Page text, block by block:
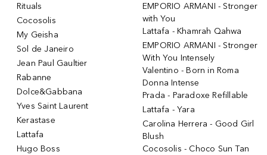
Rituals
Cocosolis
My Geisha
Sol de Janeiro
Jean Paul Gaultier
Rabanne
Dolce&Gabbana
Yves Saint Laurent
Kerastase
Lattafa
Hugo Boss
EMPORIO ARMANI - Stronger
with You
Lattafa - Khamrah Qahwa
EMPORIO ARMANI - Stronger
With You Intensely
Valentino - Born in Roma
Donna Intense
Prada - Paradoxe Refillable
Lattafa - Yara
Carolina Herrera - Good Girl
Blush
Cocosolis - Choco Sun Tan